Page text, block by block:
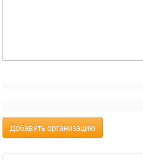
Добавить организацию